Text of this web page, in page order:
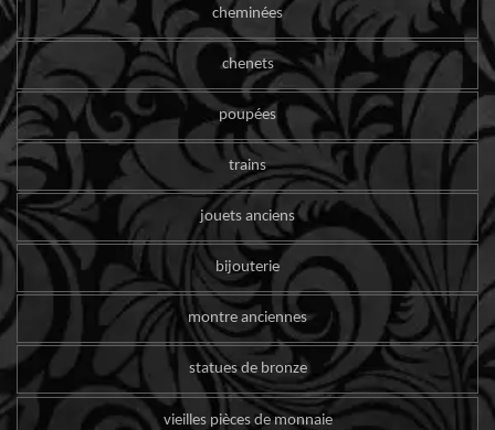
cheminées
chenets
poupées
trains
jouets anciens
bijouterie
montre anciennes
statues de bronze
vieilles pièces de monnaie